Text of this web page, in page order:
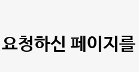
요청하신 페이지를